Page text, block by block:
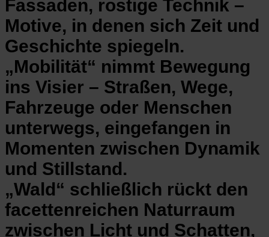
Fassaden, rostige Technik –
Motive, in denen sich Zeit und
Geschichte spiegeln.
„Mobilität“ nimmt Bewegung
ins Visier – Straßen, Wege,
Fahrzeuge oder Menschen
unterwegs, eingefangen in
Momenten zwischen Dynamik
und Stillstand.
„Wald“ schließlich rückt den
facettenreichen Naturraum
zwischen Licht und Schatten,